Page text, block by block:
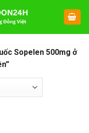
Sopelen 500mg ở